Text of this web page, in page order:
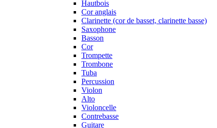
Hautbois
Cor anglais
Clarinette (cor de basset, clarinette basse)
Saxophone
Basson
Cor
Trompette
Trombone
Tuba
Percussion
Violon
Alto
Violoncelle
Contrebasse
Guitare